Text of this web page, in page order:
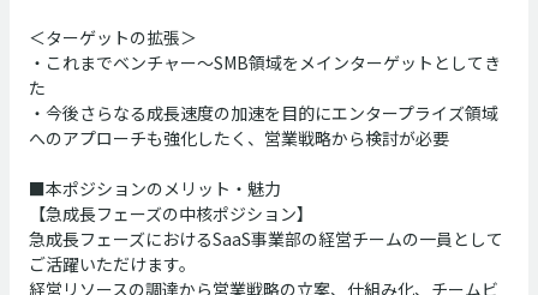
＜ターゲットの拡張＞
・これまでベンチャー〜SMB領域をメインターゲットとしてき
た
・今後さらなる成長速度の加速を目的にエンタープライズ領域
へのアプローチも強化したく、営業戦略から検討が必要
■本ポジションのメリット・魅力
【急成長フェーズの中核ポジション】
急成長フェーズにおけるSaaS事業部の経営チームの一員として
ご活躍いただけます。
経営リソースの調達から営業戦略の立案、仕組み化、チームビ